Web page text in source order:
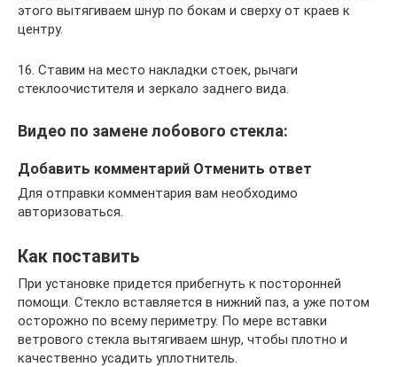
этого вытягиваем шнур по бокам и сверху от краев к
центру.
16. Ставим на место накладки стоек, рычаги
стеклоочистителя и зеркало заднего вида.
Видео по замене лобового стекла:
Добавить комментарий Отменить ответ
Для отправки комментария вам необходимо
авторизоваться.
Как поставить
При установке придется прибегнуть к посторонней
помощи. Стекло вставляется в нижний паз, а уже потом
осторожно по всему периметру. По мере вставки
ветрового стекла вытягиваем шнур, чтобы плотно и
качественно усадить уплотнитель.